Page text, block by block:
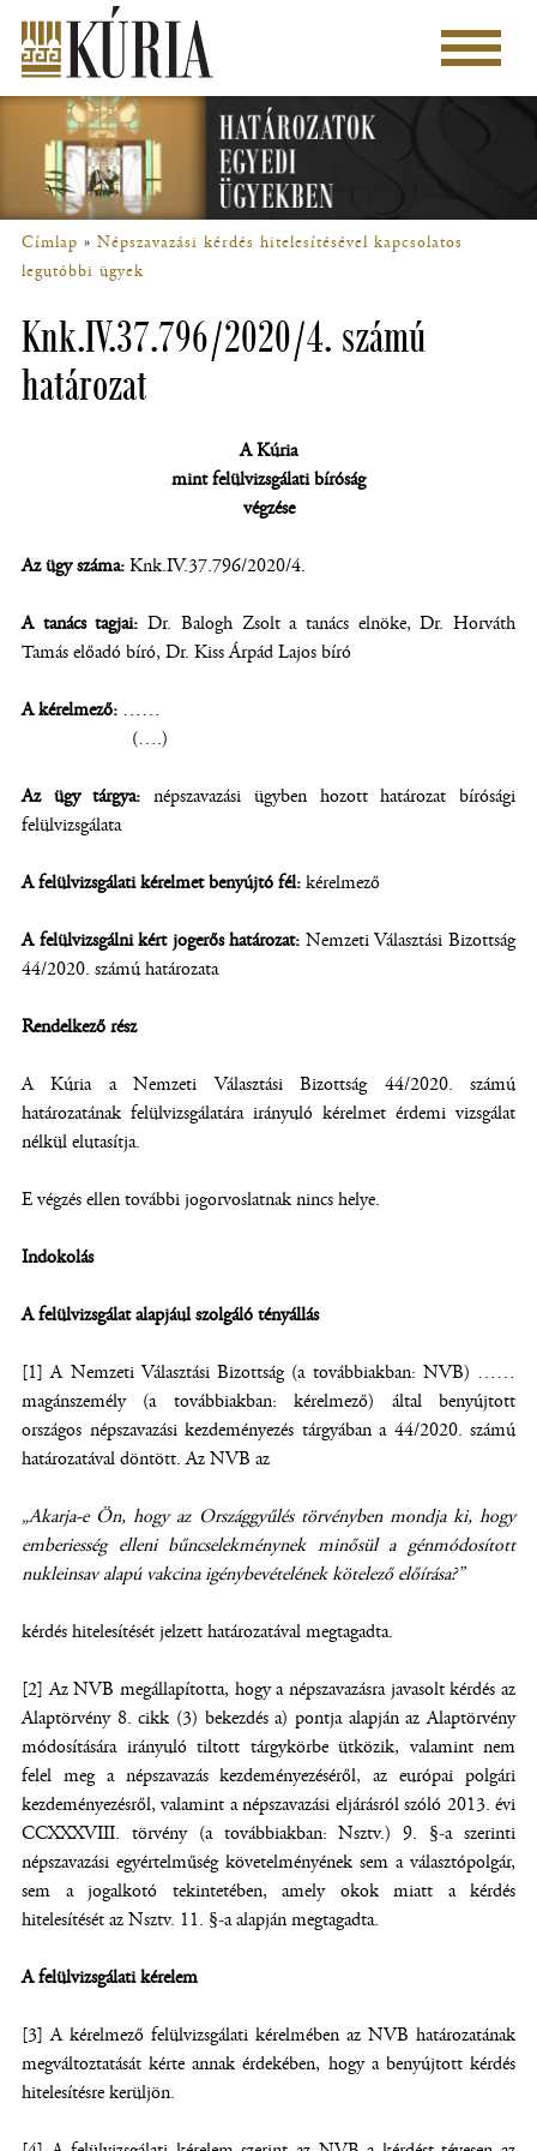
tartalomra
Főmenü
Morzsa
Címlap
Népszavazási kérdés hitelesítésével kapcsolatos
legutóbbi ügyek
Knk.IV.37.796/2020/4. számú
határozat
A Kúria
mint felülvizsgálati bíróság
végzése
Az ügy száma:Knk.IV.37.796/2020/4.
A tanács tagjai: Dr. Balogh Zsolt a tanács elnöke, Dr. Horváth
Tamás előadó bíró, Dr. Kiss Árpád Lajos bíró
A kérelmező: ……
(….)
Az ügy tárgya: népszavazási ügyben hozott határozat bírósági
felülvizsgálata
A felülvizsgálati kérelmet benyújtó fél:kérelmező
A felülvizsgálni kért jogerős határozat: Nemzeti Választási Bizottság
44/2020. számú határozata
Rendelkező rész
A Kúria a Nemzeti Választási Bizottság 44/2020. számú
határozatának felülvizsgálatára irányuló kérelmet érdemi vizsgálat
nélkül elutasítja.
E végzés ellen további jogorvoslatnak nincs helye.
Indokolás
A felülvizsgálat alapjául szolgáló tényállás
[1] A Nemzeti Választási Bizottság (a továbbiakban: NVB) ……
magánszemély (a továbbiakban: kérelmező) által benyújtott
országos népszavazási kezdeményezés tárgyában a 44/2020. számú
határozatával döntött. Az NVB az
„Akarja-e Ön, hogy az Országgyűlés törvényben mondja ki, hogy
emberiesség elleni bűncselekménynek minősül a génmódosított
nukleinsav alapú vakcina igénybevételének kötelező előírása?”
kérdés hitelesítését jelzett határozatával megtagadta.
[2] Az NVB megállapította, hogy a népszavazásra javasolt kérdés az
Alaptörvény 8. cikk (3) bekezdés a) pontja alapján az Alaptörvény
módosítására irányuló tiltott tárgykörbe ütközik, valamint nem
felel meg a népszavazás kezdeményezéséről, az európai polgári
kezdeményezésről, valamint a népszavazási eljárásról szóló 2013. évi
CCXXXVIII. törvény (a továbbiakban: Nsztv.) 9. §-a szerinti
népszavazási egyértelműség követelményének sem a választópolgár,
sem a jogalkotó tekintetében, amely okok miatt a kérdés
hitelesítését az Nsztv. 11. §-a alapján megtagadta.
A felülvizsgálati kérelem
[3] A kérelmező felülvizsgálati kérelmében az NVB határozatának
megváltoztatását kérte annak érdekében, hogy a benyújtott kérdés
hitelesítésre kerüljön.